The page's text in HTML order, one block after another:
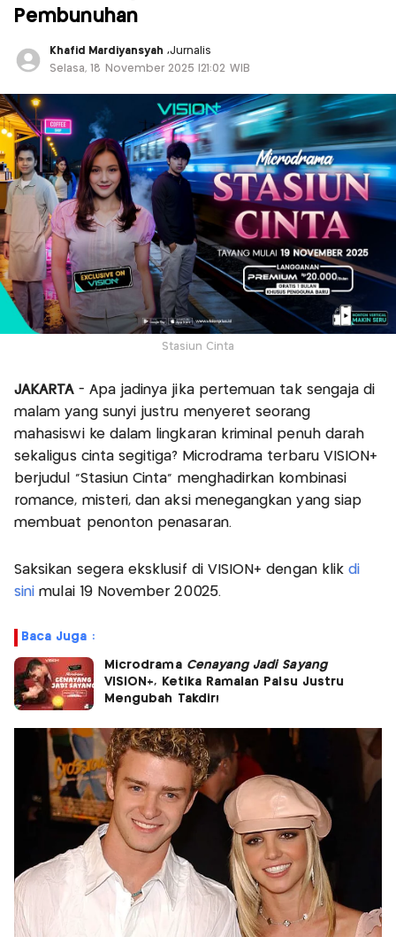
Pembunuhan
Khafid Mardiyansyah ,Jurnalis
Selasa, 18 November 2025 |21:02 WIB
Stasiun Cinta
JAKARTA- Apa jadinya jika pertemuan tak sengaja di
malam yang sunyi justru menyeret seorang
mahasiswi ke dalam lingkaran kriminal penuh darah
sekaligus cinta segitiga? Microdrama terbaru VISION+
berjudul “Stasiun Cinta” menghadirkan kombinasi
romance, misteri, dan aksi menegangkan yang siap
membuat penonton penasaran.
Saksikan segera eksklusif di VISION+ dengan klikdi
sini mulai 19 November 20025.
Baca Juga :
Microdrama Cenayang Jadi Sayang
VISION+, Ketika Ramalan Palsu Justru
Mengubah Takdir!